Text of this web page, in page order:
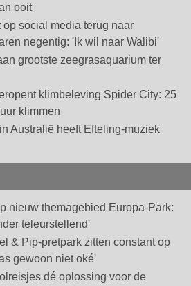
ooit
social media terug naar
negentig: 'Ik wil naar Walibi'
grootste zeegrasaquarium ter
klimbeleving Spider City: 25
klimmen
Australië heeft Efteling-muziek
nieuw themagebied Europa-Park:
teleurstellend'
& Pip-pretpark zitten constant op
gewoon niet oké'
dé oplossing voor de